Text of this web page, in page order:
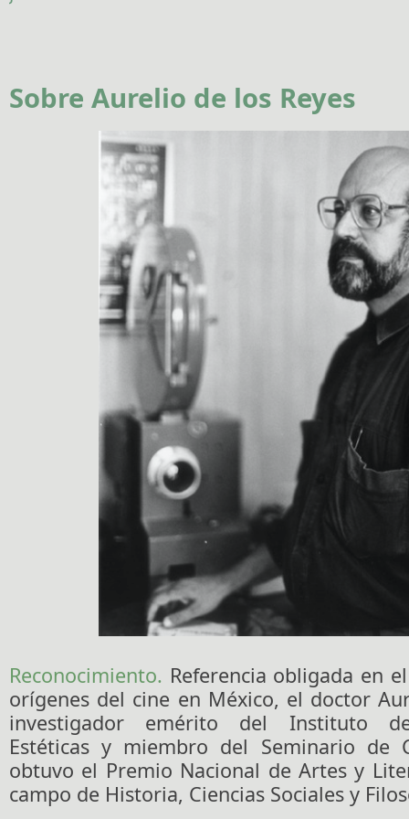
Sobre Aurelio de los Reyes
Reconocimiento. Referencia obligada en
orígenes del cine en México, el doctor
investigador emérito del Instituto de
Estéticas y miembro del Seminario de
obtuvo el Premio Nacional de Artes y
campo de Historia, Ciencias Sociales y